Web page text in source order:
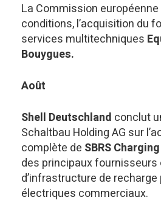
La Commission
conditions, l’acquisition du
services multitechniques
Bouygues.
Août
Shell Deutschland conclut
Schaltbau Holding AG sur
complète de SBRS
des principaux fournisseurs
d’infrastructure de
électriques commerciaux.